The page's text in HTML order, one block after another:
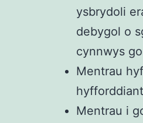
ysbrydoli
debygol o
cynnwys
Mentrau
Mentrau i